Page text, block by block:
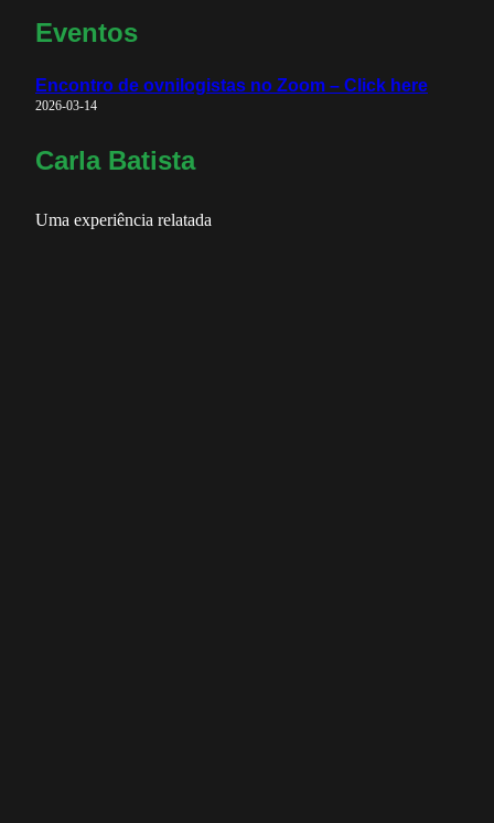
Eventos
Encontro de ovnilogistas no Zoom – Click here
2026-03-14
Carla Batista
Uma experiência relatada